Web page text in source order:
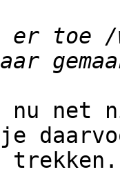
nu net
trekken.